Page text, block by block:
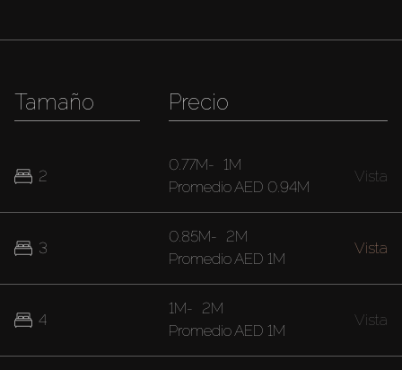
Tamaño
2
3
4
Precio
0.77M- 1M
PromedioAED 0.94M
Vista
0.85M- 2M
PromedioAED 1M
Vista
1M- 2M
PromedioAED 1M
Vista